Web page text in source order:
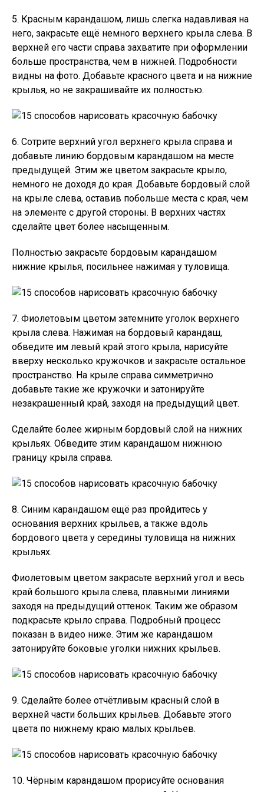
5. Красным карандашом, лишь слегка надавливая на
него, закрасьте ещё немного верхнего крыла слева. В
верхней его части справа захватите при оформлении
больше пространства, чем в нижней. Подробности
видны на фото. Добавьте красного цвета и на нижние
крылья, но не закрашивайте их полностью.
6. Сотрите верхний угол верхнего крыла справа и
добавьте линию бордовым карандашом на месте
предыдущей. Этим же цветом закрасьте крыло,
немного не доходя до края. Добавьте бордовый слой
на крыле слева, оставив побольше места с края, чем
на элементе с другой стороны. В верхних частях
сделайте цвет более насыщенным.
Полностью закрасьте бордовым карандашом
нижние крылья, посильнее нажимая у туловища.
7. Фиолетовым цветом затемните уголок верхнего
крыла слева. Нажимая на бордовый карандаш,
обведите им левый край этого крыла, нарисуйте
вверху несколько кружочков и закрасьте остальное
пространство. На крыле справа симметрично
добавьте такие же кружочки и затонируйте
незакрашенный край, заходя на предыдущий цвет.
Сделайте более жирным бордовый слой на нижних
крыльях. Обведите этим карандашом нижнюю
границу крыла справа.
8. Синим карандашом ещё раз пройдитесь у
основания верхних крыльев, а также вдоль
бордового цвета у середины туловища на нижних
крыльях.
Фиолетовым цветом закрасьте верхний угол и весь
край большого крыла слева, плавными линиями
заходя на предыдущий оттенок. Таким же образом
подкрасьте крыло справа. Подробный процесс
показан в видео ниже. Этим же карандашом
затонируйте боковые уголки нижних крыльев.
9. Сделайте более отчётливым красный слой в
верхней части больших крыльев. Добавьте этого
цвета по нижнему краю малых крыльев.
10. Чёрным карандашом прорисуйте основания